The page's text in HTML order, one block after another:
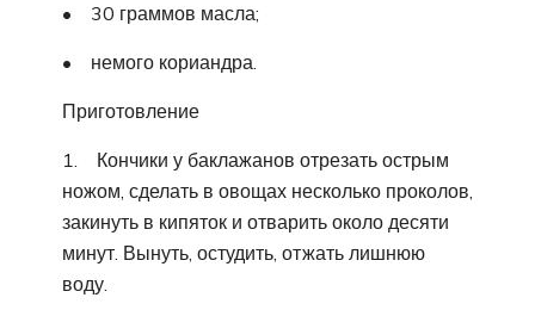
• 30 граммов масла;
• немого кориандра.
Приготовление
1. Кончики у баклажанов отрезать острым
ножом, сделать в овощах несколько проколов,
закинуть в кипяток и отварить около десяти
минут. Вынуть, остудить, отжать лишнюю
воду.